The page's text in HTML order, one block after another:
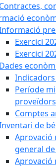
Contractes,
Exercici
Exercici
Dades
Període
proveïdors
Comptes
de
Aprovació
general
Aprovació